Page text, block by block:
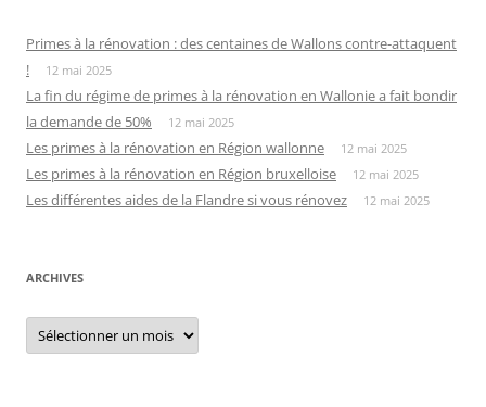
Primes à la rénovation : des centaines de Wallons contre-attaquent
!
12 mai 2025
La fin du régime de primes à la rénovation en Wallonie a fait bondir
la demande de 50%
12 mai 2025
Les primes à la rénovation en Région wallonne 12 mai 2025
Les primes à la rénovation en Région bruxelloise 12 mai 2025
Les différentes aides de la Flandre si vous rénovez 12 mai 2025
ARCHIVES
Archives